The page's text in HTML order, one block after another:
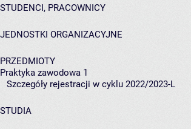
STUDENCI, PRACOWNICY
JEDNOSTKI ORGANIZACYJNE
PRZEDMIOTY
Praktyka zawodowa 1
Szczegóły rejestracji w cyklu 2022/2023-L
STUDIA